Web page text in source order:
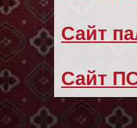
Сайт
Сайт